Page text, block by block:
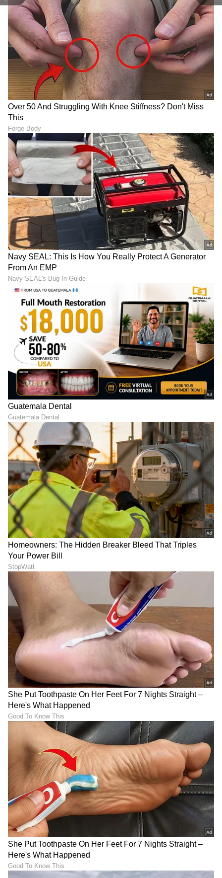
ಶೈಲಿ ಮತ್ತು ಸ್ಥಿರತೆಯನ್ನು ಪ್ರಶ್ನಿಸುತ್ತಾ ನಿರಂತರವಾಗಿ ಟೀಕೆ
ಮಾಡುತ್ತಿದ್ದು, ಇದಕ್ಕೆ ಪ್ರತಿಯಾಗಿ ಟಿವಿಕೆ ನಾಯಕರು ಸರ್ಕಾರ
ಅಸ್ಥಿರವಾಗಿದೆ ಎಂಬ ಆರೋಪಗಳನ್ನು ತಳ್ಳಿಹಾಕುತ್ತಿದ್ದಾರೆ.
ಒಟ್ಟಾರೆ, ತಮಿಳುನಾಡಿನ ರಾಜಕೀಯದಲ್ಲಿ ಟಿವಿಕೆ ಮತ್ತು
ಡಿಎಂಕೆ ನಡುವಿನ ಪೈಪೋಟಿ ದಿನೇದಿನೇ ತೀವ್ರಗೊಳ್ಳುತ್ತಿದ್ದು,
ಮುಂದಿನ ದಿನಗಳಲ್ಲಿ ರಾಜ್ಯ ರಾಜಕೀಯ ಮತ್ತಷ್ಟು
ಚುರುಕುಗೊಳ್ಳುವ ಸಾಧ್ಯತೆ ಕಂಡುಬರುತ್ತಿದೆ.
LATEST VIDEOS
ABOUT THE AUTHOR
GK Gowthami K
ಒನ್ ಇಂಡಿಯಾ, ಡೈಲಿಹಂಟ್‌, ವಿಜಯ ಕರ್ನಾಟಕ ವೆಬ್‌, ಈಗ
ಏಷ್ಯಾನೆಟ್ ಕನ್ನಡ ಸೇರಿ 10 ವರ್ಷಗಳಿಂದಲೂ ಡಿಜಿಟಲ್
ಮಾಧ್ಯಮದಲ್ಲಿದ್ದೇನೆ. ಉಜಿರೆಯ ಎಸ್‌ಡಿಎಂನಲ್ಲಿ ಪತ್ರಿಕೋದ್ಯಮದಲ್ಲಿ
ಸ್ನಾತಕೋತ್ತರ ಪದವಿಯಾಗಿದೆ. ಸುಳ್ಯ ತಾಲೂಕಿನ ಕುಕ್ಕುಜಡ್ಕದವಳು.
ಉದ್ಯೋಗ, ರಾಜಕೀಯ, ದೇಶ-ವಿದೇಶ, ವಿಜ್ಞಾನ ಮತ್ತು ವಾಣಿಜ್ಯ,
ಸಿನೆಮಾವೆಂದರೆ ಹೆಚ್ಚು ಆಸಕ್ತಿ. ಹಿನ್ನೆಲೆ ಧ್ವನಿ ನೀಡುವುದು ಹವ್ಯಾಸ.
ದಳಪತಿ ವಿಜಯ್ ತಮಿಳಗ ವೆಟ್ರಿ ಕಳಗಂ ತಮಿಳುನಾಡು ದ್ರಾವಿಡ ಮುನ್ನೇತ್ರ ಕಳಗಂ
ಕರ್ನಾಟಕ, ಭಾರತ (India News) ಮತ್ತು ಜಗತ್ತಿನ
ಕ್ಷಣಕ್ಷಣದ ಕನ್ನಡ ಸುದ್ದಿ (Kannada News)
ಅಪ್ಡೇಟ್‌ಗಳಿಗಾಗಿ ಏಷ್ಯಾನೆಟ್ ಸುವರ್ಣ ನ್ಯೂಸ್‌ ಫಾಲೋ
ಮಾಡಿ. ಬ್ರೇಕಿಂಗ್ ಸುದ್ದಿ (
ವಿಶೇಷ ವರದಿಗಳು ಮತ್ತು ನೇರ ಪ್ರಸಾರಗಳೊಂದಿಗೆ
(
kannada news live
) ಸಂಪೂರ್ಣ ಮಾಹಿತಿ ಒಂದೇ
ಕ್ಲಿಕ್‌ನಲ್ಲಿ ಲಭ್ಯ. ಏಷ್ಯಾನೆಟ್ ಸುವರ್ಣ ನ್ಯೂಸ್ ಅಧಿಕೃತ
ಆ್ಯಪ್ ಡೌನ್‌ಲೋಡ್ ಮಾಡಿ ಹಾಗು ಎಲ್ಲಾ ಅಪ್‌ಡೇಟ್
ಗಳನ್ನು ಪಡೆಯಿರಿ
DOWNLOAD APP
RECOMMENDED STORIES